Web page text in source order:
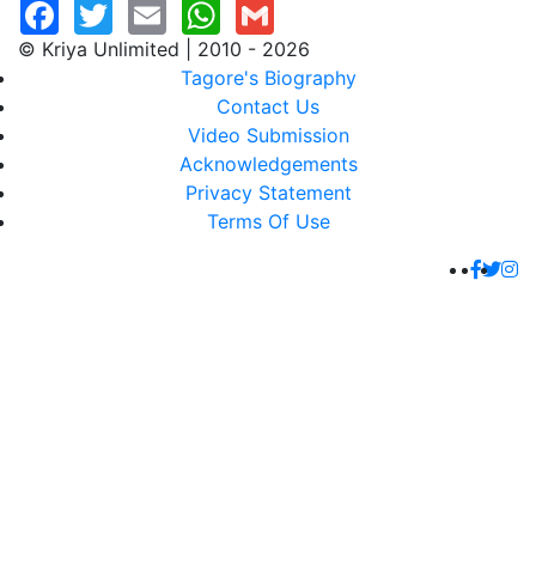
© Kriya Unlimited | 2010 - 2026
Tagore's Biography
Contact Us
Video Submission
Acknowledgements
Privacy Statement
Terms Of Use